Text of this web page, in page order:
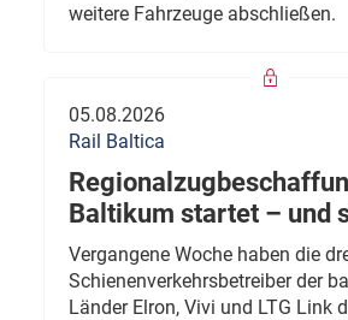
weitere Fahrzeuge abschließen.
05.08.2026
Rail Baltica
Baltikum startet – und
Vergangene Woche haben die
Schienenverkehrsbetreiber der
Länder Elron, Vivi und LTG Link